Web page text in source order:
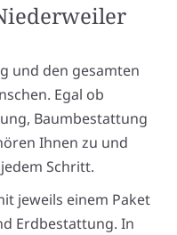
und den gesamten
Egal ob
Baumbestattung
Ihnen zu und
Schritt.
jeweils einem Paket
Erdbestattung. In